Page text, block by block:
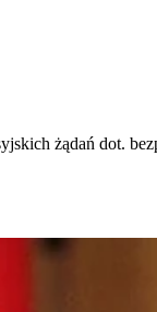
żądań dot.